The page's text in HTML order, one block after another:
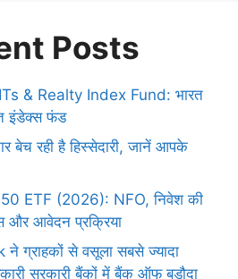
Posts
& Realty Index Fund: भारत
इंडेक्स फंड
बेच रही है हिस्सेदारी, जानें आपके
ETF (2026): NFO, निवेश की
और आवेदन प्रक्रिया
ग्राहकों से वसूला सबसे ज्यादा
सरकारी बैंकों में बैंक ऑफ बड़ौदा